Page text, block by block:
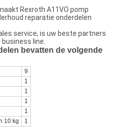
Rexroth A11VO pomp
reparatie onderdelen
service, is uw beste partners
business line.
bevatten de volgende
9
1
1
1
1
10 kg
1